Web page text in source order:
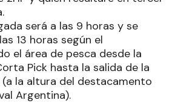
será a las 9 horas y se
13 horas según el
el área de pesca desde la
Pick hasta la salida de la
la altura del destacamento
Argentina).